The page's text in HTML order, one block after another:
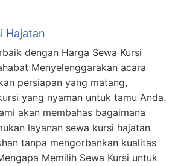
Hajatan
dengan Harga Sewa Kursi
Menyelenggarakan acara
persiapan yang matang,
yang nyaman untuk tamu Anda.
akan membahas bagaimana
layanan sewa kursi hajatan
tanpa mengorbankan kualitas
Memilih Sewa Kursi untuk